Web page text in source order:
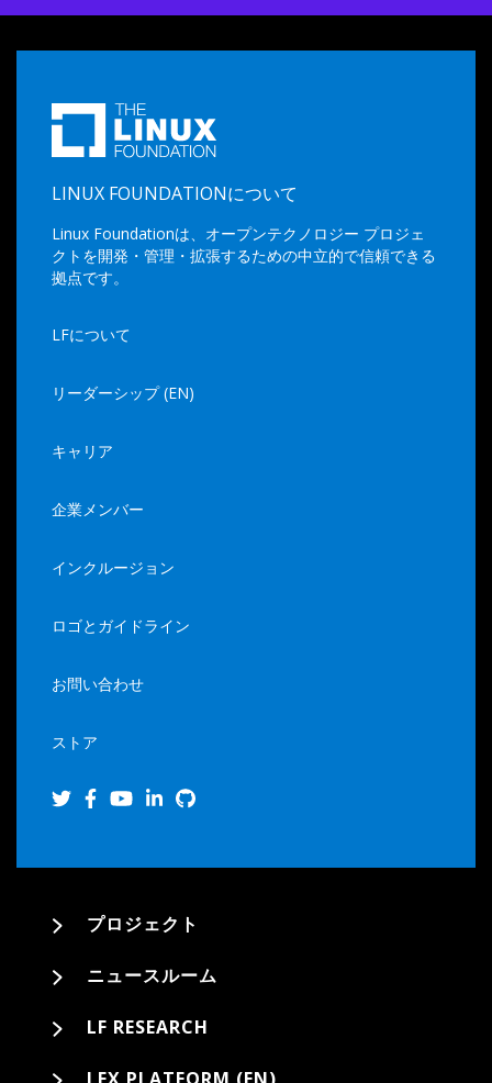
LINUX FOUNDATIONについて
Linux Foundationは、オープンテクノロジー プロジェ
クトを開発・管理・拡張するための中立的で信頼できる
拠点です。
LFについて
リーダーシップ (EN)
キャリア
企業メンバー
インクルージョン
ロゴとガイドライン
お問い合わせ
ストア
プロジェクト
ニュースルーム
LF RESEARCH